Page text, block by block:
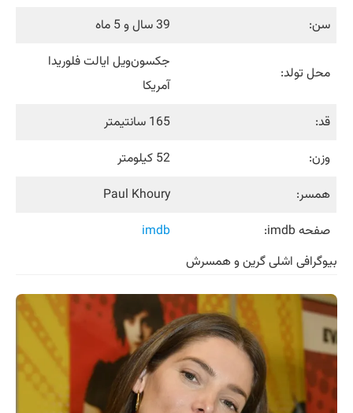
سن:
39 سال و 5 ماه
محل تولد:
جکسون‌ویل ایالت فلوریدا
آمریکا
قد:
165 سانتیمتر
وزن:
52 کیلومتر
همسر:
Paul Khoury ​
صفحه imdb:
imdb
بیوگرافی اشلی گرین و همسرش